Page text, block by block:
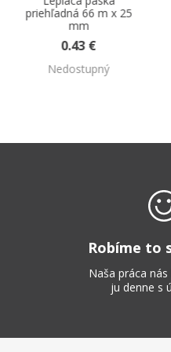
obrúsky [250 ks]
10.09 €
Skladom
Robíme to
Naša práca
ju denne s